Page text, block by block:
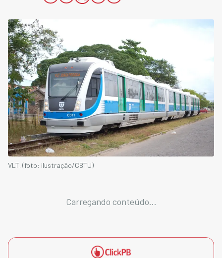
VLT. (foto: ilustração/CBTU)
Carregando conteúdo...